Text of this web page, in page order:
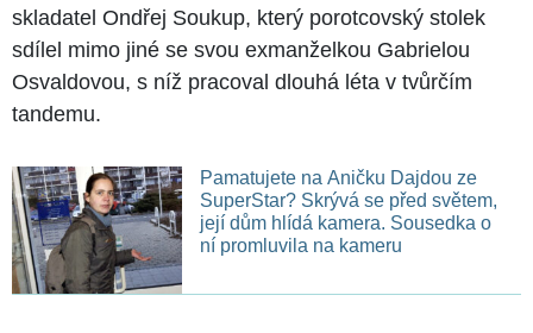
skladatel Ondřej Soukup, který porotcovský stolek
sdílel mimo jiné se svou exmanželkou Gabrielou
Osvaldovou, s níž pracoval dlouhá léta v tvůrčím
tandemu.
Pamatujete na Aničku Dajdou ze
SuperStar? Skrývá se před světem,
její dům hlídá kamera. Sousedka o
ní promluvila na kameru